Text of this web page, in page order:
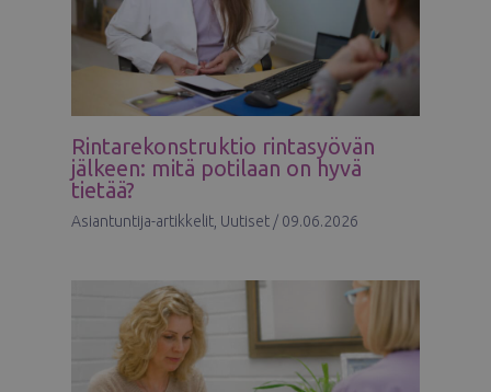
Rintarekonstruktio rintasyövän
jälkeen: mitä potilaan on hyvä
tietää?
Asiantuntija-artikkelit Uutiset / 09.06.2026